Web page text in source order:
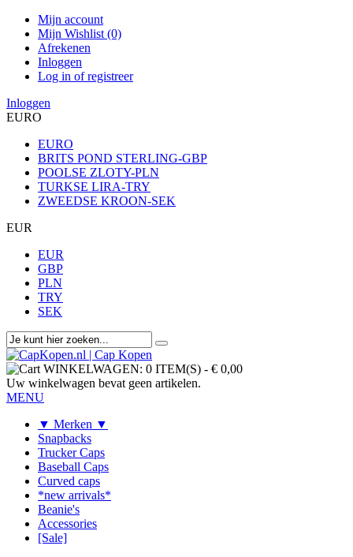
Mijn account
Mijn Wishlist (0)
Afrekenen
Inloggen
Log in of registreer
Inloggen
EURO
EURO
BRITS POND STERLING-GBP
POOLSE ZLOTY-PLN
TURKSE LIRA-TRY
ZWEEDSE KROON-SEK
EUR
EUR
GBP
PLN
TRY
SEK
WINKELWAGEN: 0 ITEM(S) - € 0,00
Uw winkelwagen bevat geen artikelen.
MENU
▼ Merken ▼
Snapbacks
Trucker Caps
Baseball Caps
Curved caps
*new arrivals*
Beanie's
Accessories
[Sale]